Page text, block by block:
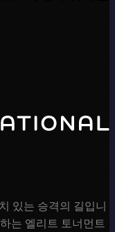
있는 승격의 길입니
는 엘리트 토너먼트